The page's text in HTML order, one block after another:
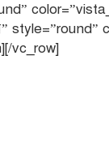
vc_row]